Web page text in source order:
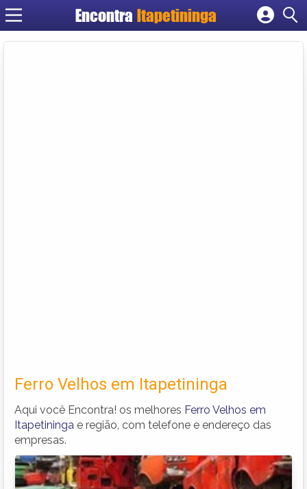
Encontra Itapetininga
Cadastrar empresa
Ferro Velhos em Itapetininga
Aqui você Encontra! os melhores Ferro Velhos em
Itapetininga e região, com telefone e endereço das
empresas.